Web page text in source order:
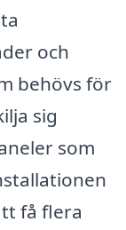
och
behövs för
sig
som
få flera